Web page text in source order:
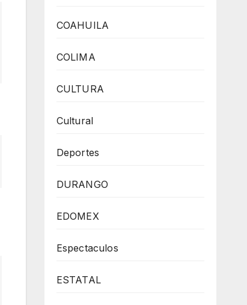
COAHUILA
COLIMA
CULTURA
Cultural
Deportes
DURANGO
EDOMEX
Espectaculos
ESTATAL